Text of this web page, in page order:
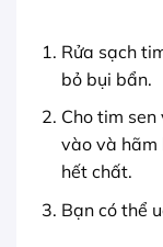
Rửa sạch
bỏ bụi bẩn.
Cho tim
vào và hãm
hết chất.
Bạn có thể